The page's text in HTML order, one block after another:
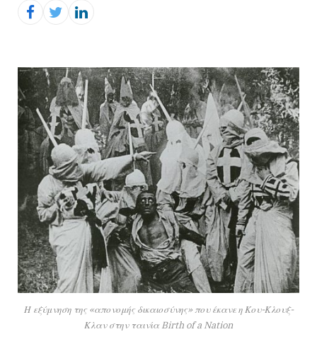
Η εξύμνηση της «απονομής δικαιοσύνης» που έκανε η Κου-Κλουξ-
Κλαν στην ταινία Birth of a Nation